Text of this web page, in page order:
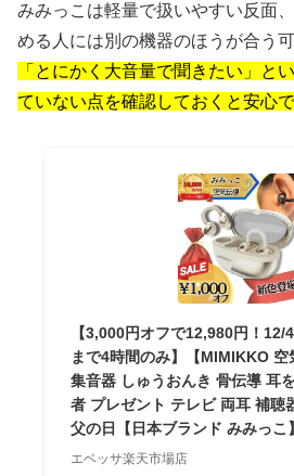
みみっこは軽量で扱いやすい反面
める人には別の機器のほうが合う
「とにかく大音量で聞きたい」と
ていない点を確認しておくと安心
【3,000円オフで12,980円！12/
まで4時間のみ】【MIMIKKO 空
集音器 しゅうおんき 骨伝導 耳
者 プレゼント テレビ 両耳 補聴
父の日【日本ブランド みみっこ】
エベッサ楽天市場店